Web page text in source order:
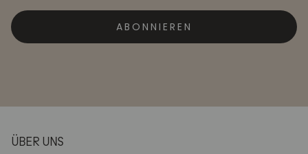
ABONNIEREN
ÜBER UNS